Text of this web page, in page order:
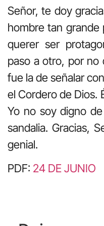
Señor, te doy
hombre tan
querer ser
paso a otro, por no
fue la de señalar
el Cordero de Dios.
Yo no soy digno
sandalia. Gracias,
genial.
PDF: 24 DE JUNIO